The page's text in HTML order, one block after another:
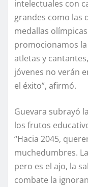
intelectuales con
grandes como las
medallas
promocionamos
atletas y
jóvenes no verán
el éxito”, afirmó.
Guevara subrayó
los frutos
“Hacia 2045,
muchedumbres.
pero es el ajo, la
combate la